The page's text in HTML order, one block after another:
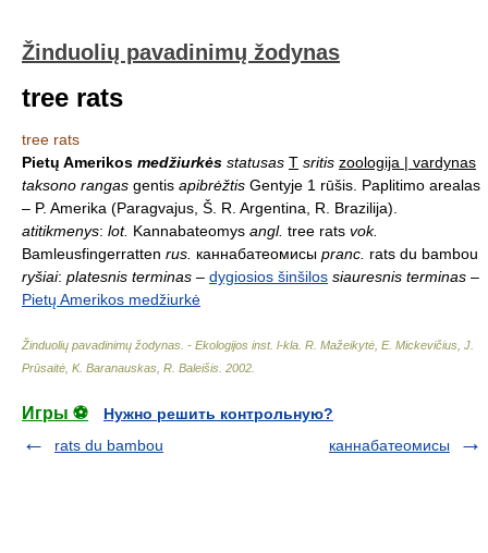
Žinduolių pavadinimų žodynas
tree rats
tree rats
Pietų Amerikos medžiurkės statusas T sritis zoologija | vardynas
taksono rangas gentis apibrėžtis Gentyje 1 rūšis. Paplitimo arealas
– P. Amerika (Paragvajus, Š. R. Argentina, R. Brazilija).
atitikmenys: lot. Kannabateomys angl. tree rats vok.
Bamleusfingerratten rus. каннабатеомисы pranc. rats du bambou
ryšiai: platesnis terminas – dygiosios šinšilos siauresnis terminas –
Pietų Amerikos medžiurkė
Žinduolių pavadinimų žodynas. - Ekologijos inst. l-kla R. Mažeikytė, E. Mickevičius, J.
Prūsaitė, K. Baranauskas, R. Baleišis 2002
Игры ⚽
Нужно решить контрольную?
rats du bambou
каннабатеомисы